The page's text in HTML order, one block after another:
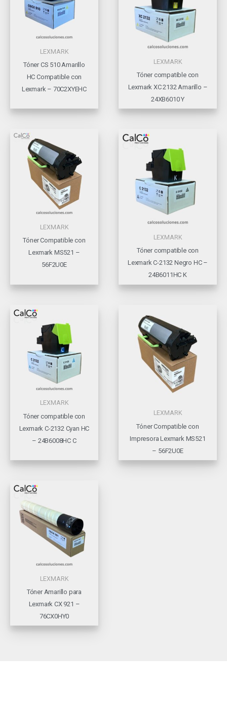
LEXMARK
Tóner CS 510 Amarillo
HC Compatible con
Lexmark – 70C2XYEHC
LEXMARK
Tóner compatible con
Lexmark XC 2132 Amarillo –
24XB6010 Y
LEXMARK
Tóner Compatible con
Lexmark MS521 –
56F2U0E
LEXMARK
Tóner compatible con
Lexmark C-2132 Negro HC –
24B6011HC K
LEXMARK
Tóner compatible con
Lexmark C-2132 Cyan HC
– 24B6008HC C
LEXMARK
Tóner Compatible con
Impresora Lexmark MS521
– 56F2U0E
LEXMARK
Tóner Amarillo para
Lexmark CX 921 –
76CX0HY0